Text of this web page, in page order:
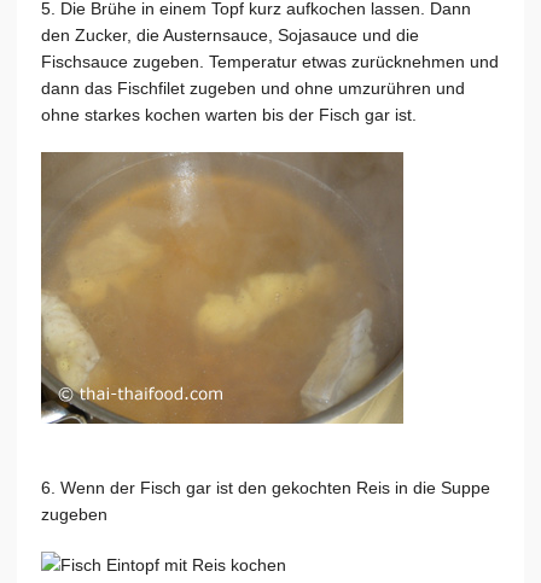
5. Die Brühe in einem Topf kurz aufkochen lassen. Dann
den Zucker, die Austernsauce, Sojasauce und die
Fischsauce zugeben. Temperatur etwas zurücknehmen und
dann das Fischfilet zugeben und ohne umzurühren und
ohne starkes kochen warten bis der Fisch gar ist.
6. Wenn der Fisch gar ist den gekochten Reis in die Suppe
zugeben